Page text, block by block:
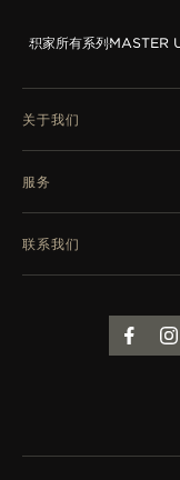
积家所有系列MASTER
关于我们
服务
联系我们